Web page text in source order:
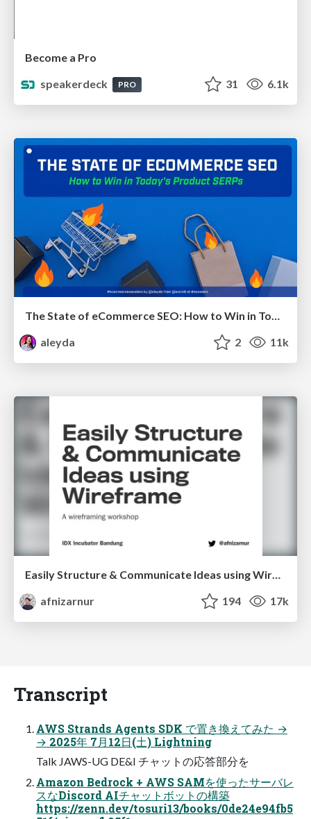
Become a Pro
speakerdeck
PRO 31 6.1k
The State of eCommerce SEO: How to Win in Today's Products SERPs - #SEOweek
aleyda
2 11k
afnizarnur
194 17k
Transcript
AWS Strands Agents SDK で置き換えてみた →
→ 2025年 7月12日(土) Lightning
Talk JAWS-UG DE&I チャットの応答部分を
Amazon Bedrock + AWS SAMを使ったサーバレ
スなDiscord AIチャットボットの構築
https://zenn.dev/tosuri13/books/0de24e94fb5